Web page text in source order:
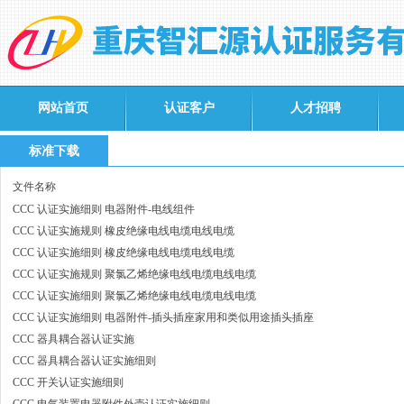
网站首页 认证客户 人才招聘
标准下载
文件名称
CCC 认证实施细则 电器附件-电线组件
CCC 认证实施规则 橡皮绝缘电线电缆电线电缆
CCC 认证实施细则 橡皮绝缘电线电缆电线电缆
CCC 认证实施规则 聚氯乙烯绝缘电线电缆电线电缆
CCC 认证实施细则 聚氯乙烯绝缘电线电缆电线电缆
CCC 认证实施细则 电器附件-插头插座家用和类似用途插头插座
CCC 器具耦合器认证实施
CCC 器具耦合器认证实施细则
CCC 开关认证实施细则